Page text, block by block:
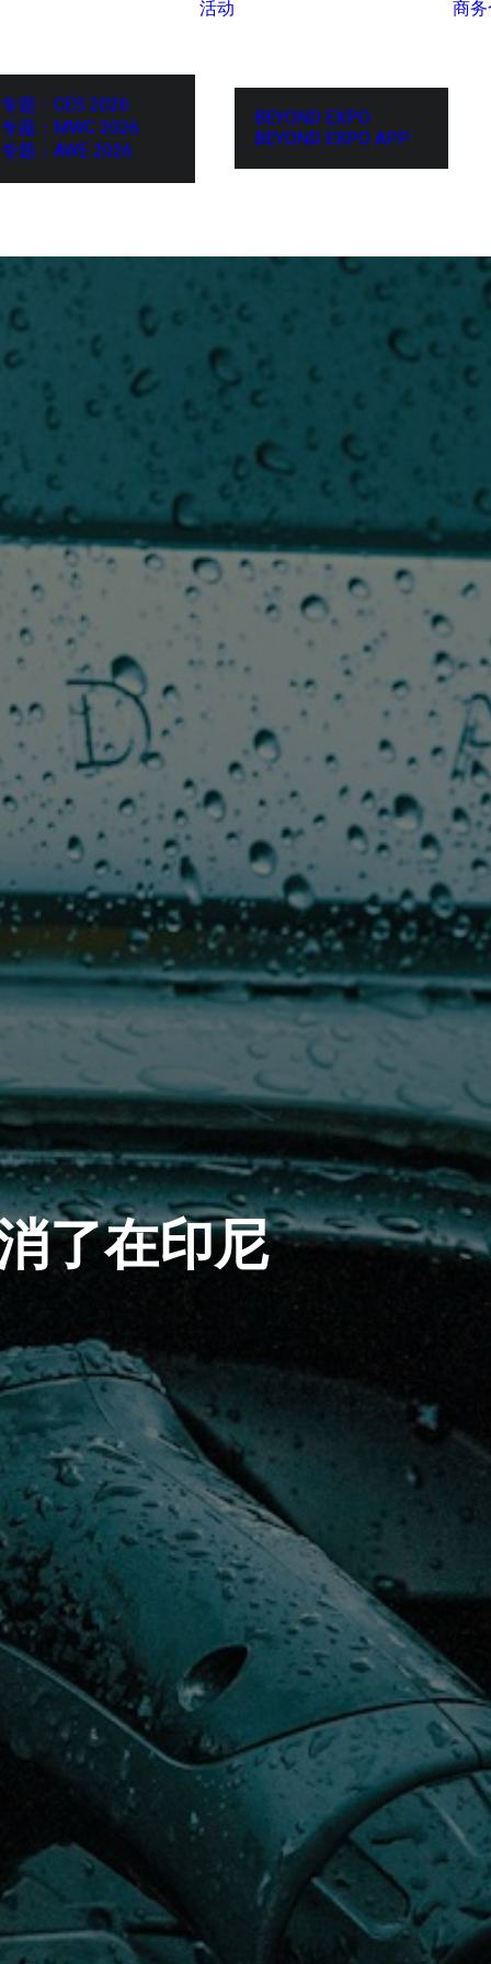
专题：CES 2026
专题：MWC 2026
专题：AWE 2026
活动
BEYOND EXPO
BEYOND EXPO APP
商
了在印尼